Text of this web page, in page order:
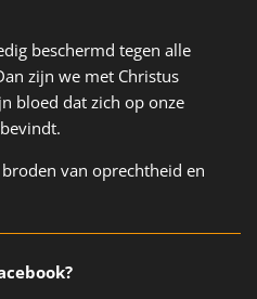
beschermd tegen alle
zijn we met Christus
bloed dat zich op onze
van oprechtheid en